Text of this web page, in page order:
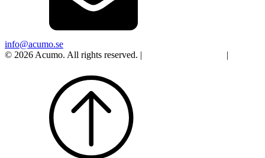
info@acumo.se
© 2026 Acumo. All rights reserved. |
|